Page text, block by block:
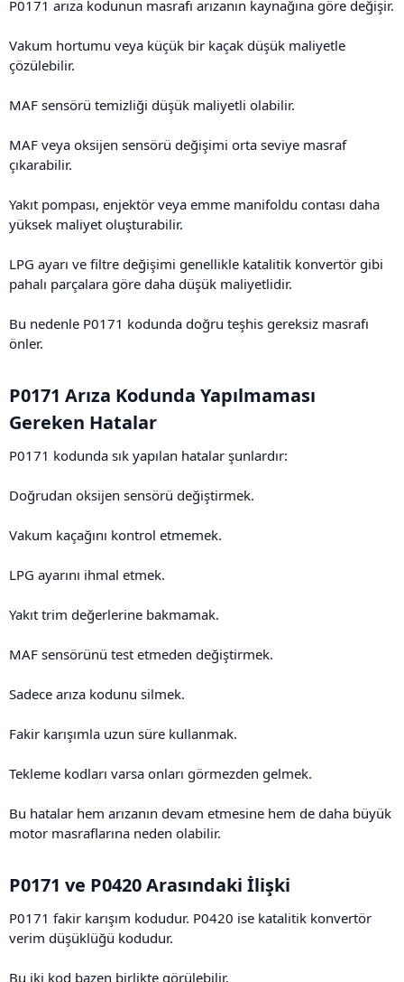
P0171 arıza kodunun masrafı arızanın kaynağına göre değişir.
Vakum hortumu veya küçük bir kaçak düşük maliyetle
çözülebilir.
MAF sensörü temizliği düşük maliyetli olabilir.
MAF veya oksijen sensörü değişimi orta seviye masraf
çıkarabilir.
Yakıt pompası, enjektör veya emme manifoldu contası daha
yüksek maliyet oluşturabilir.
LPG ayarı ve filtre değişimi genellikle katalitik konvertör gibi
pahalı parçalara göre daha düşük maliyetlidir.
Bu nedenle P0171 kodunda doğru teşhis gereksiz masrafı
önler.
P0171 Arıza Kodunda Yapılmaması
Gereken Hatalar​
P0171 kodunda sık yapılan hatalar şunlardır:
Doğrudan oksijen sensörü değiştirmek.
Vakum kaçağını kontrol etmemek.
LPG ayarını ihmal etmek.
Yakıt trim değerlerine bakmamak.
MAF sensörünü test etmeden değiştirmek.
Sadece arıza kodunu silmek.
Fakir karışımla uzun süre kullanmak.
Tekleme kodları varsa onları görmezden gelmek.
Bu hatalar hem arızanın devam etmesine hem de daha büyük
motor masraflarına neden olabilir.
P0171 ve P0420 Arasındaki İlişki​
P0171 fakir karışım kodudur. P0420 ise katalitik konvertör
verim düşüklüğü kodudur.
Bu iki kod bazen birlikte görülebilir.